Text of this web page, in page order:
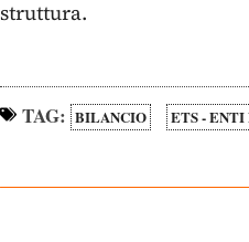
struttura.
TAG: BILANCIO ETS -